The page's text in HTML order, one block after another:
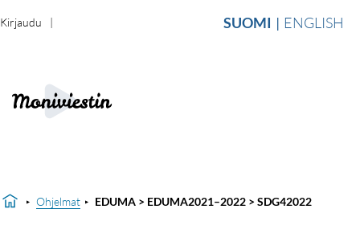
SUOMI ENGLISH
Kirjaudu
Ohjelmat EDUMA > EDUMA2021–2022 > SDG42022